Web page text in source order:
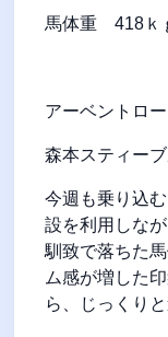
馬体重 418 ｋ
アーベントロー
森本スティー
今週も乗り込
設を利用しな
馴致で落ちた
ム感が増した
ら、じっくり